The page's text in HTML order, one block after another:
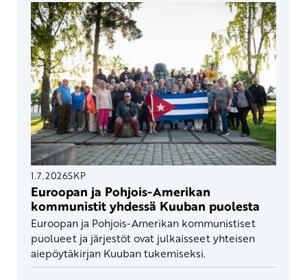
1.7.2026SKP
Euroopan ja Pohjois-Amerikan
kommunistit yhdessä Kuuban puolesta
Euroopan ja Pohjois-Amerikan kommunistiset
puolueet ja järjestöt ovat julkaisseet yhteisen
aiepöytäkirjan Kuuban tukemiseksi.